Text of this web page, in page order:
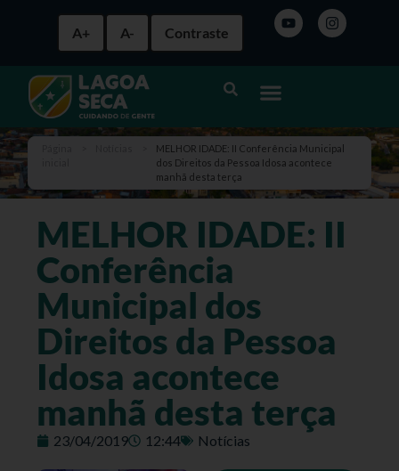
A+ A- Contraste
MELHOR IDADE: II Conferência Municipal
dos Direitos da Pessoa Idosa acontece
manhã desta terça
MELHOR IDADE: II
Conferência
Municipal dos
Direitos da Pessoa
Idosa acontece
manhã desta terça
23/04/2019 12:44 Notícias